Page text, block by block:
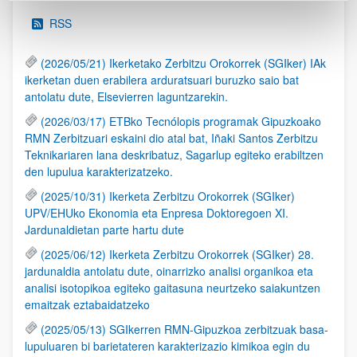
RSS
(2026/05/21) Ikerketako Zerbitzu Orokorrek (SGIker) IAk
ikerketan duen erabilera arduratsuari buruzko saio bat
antolatu dute, Elsevierren laguntzarekin.
(2026/03/17) ETBko Tecnólopis programak Gipuzkoako
RMN Zerbitzuari eskaini dio atal bat, Iñaki Santos Zerbitzu
Teknikariaren lana deskribatuz, Sagarlup egiteko erabiltzen
den lupulua karakterizatzeko.
(2025/10/31) Ikerketa Zerbitzu Orokorrek (SGIker)
UPV/EHUko Ekonomia eta Enpresa Doktoregoen XI.
Jardunaldietan parte hartu dute
(2025/06/12) Ikerketa Zerbitzu Orokorrek (SGIker) 28.
jardunaldia antolatu dute, oinarrizko analisi organikoa eta
analisi isotopikoa egiteko gaitasuna neurtzeko saiakuntzen
emaitzak eztabaidatzeko
(2025/05/13) SGIkerren RMN-Gipuzkoa zerbitzuak basa-
lupuluaren bi barietateren karakterizazio kimikoa egin du